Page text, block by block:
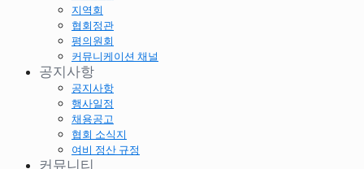
지역회
협회정관
평의원회
커뮤니케이션 채널
공지사항
공지사항
행사일정
채용공고
협회 소식지
여비 정산 규정
커뮤니티